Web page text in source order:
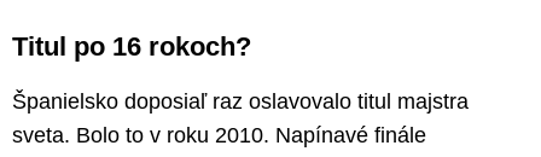
Titul po 16 rokoch?
Španielsko doposiaľ raz oslavovalo titul majstra
sveta. Bolo to v roku 2010. Napínavé finále